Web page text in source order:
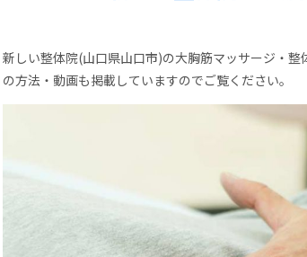
新しい整体院(山口県山口市)の大胸筋マッサージ・
の方法・動画も掲載していますのでご覧ください。